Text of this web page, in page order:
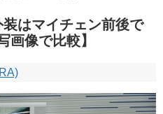
はマイチェン前後で
画像で比較】